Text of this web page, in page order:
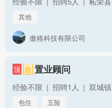
其他
傲格科技有限公司
顶 急 置业顾问
经验不限 | 招聘1人 | 双城镇
包住 五险